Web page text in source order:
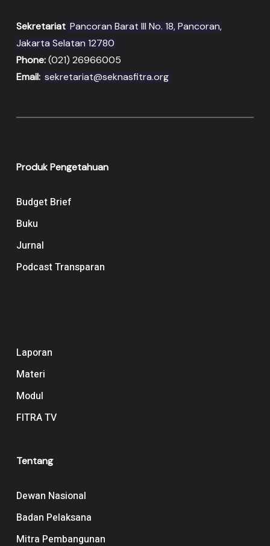
Sekretariat Pancoran Barat III No. 18, Pancoran,
Jakarta Selatan 12780
Phone:(021) 26966005
Email: sekretariat@seknasfitra.org
Produk Pengetahuan
Budget Brief
Buku
Jurnal
Podcast Transparan
Laporan
Materi
Modul
FITRA TV
Tentang
Dewan Nasional
Badan Pelaksana
Mitra Pembangunan